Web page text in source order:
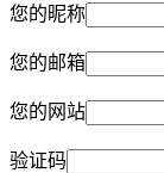
您的昵称
您的邮箱
您的网站
验证码